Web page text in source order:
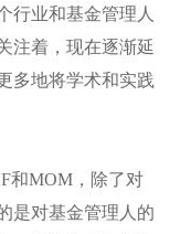
行业和基金管理人
注着，现在逐渐延
多地将学术和实践
和MOM，除了对
是对基金管理人的